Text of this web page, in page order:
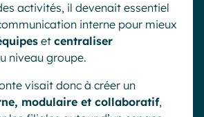
activités, il devenait essentiel
interne pour mieux
et centraliser
niveau groupe.
visait donc à créer un
modulaire et collaboratif,